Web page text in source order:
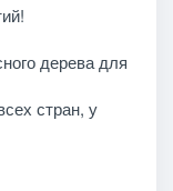
дерева для
стран, у